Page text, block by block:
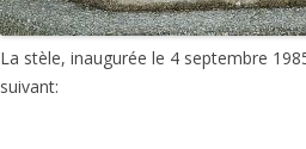
La stèle, inaugurée le 4 septembre
suivant: